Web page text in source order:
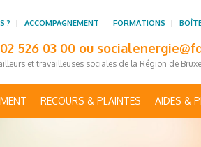
526 03 00 ou
et travailleuses sociales de la Région de
? ACCOMPAGNEMENT FORMATIONS
RECOURS & PLAINTES AIDES &